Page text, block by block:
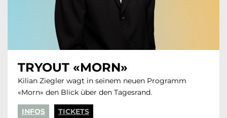
TRYOUT «MORN»
Kilian Ziegler wagt in seinem neuen Programm
«Morn» den Blick über den Tagesrand.
INFOS TICKETS